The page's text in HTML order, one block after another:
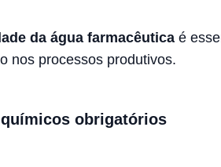
da água farmacêutica é
nos processos produtivos.
obrigatórios